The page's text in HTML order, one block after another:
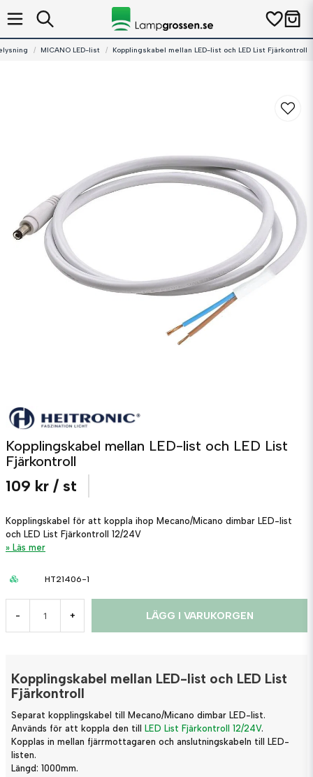
MICANO LED-list Kopplingskabel mellan LED-list och LED List Fjärkontroll
Kopplingskabel mellan LED-list och LED List
Fjärkontroll
109 kr / st
Kopplingskabel för att koppla ihop Mecano/Micano dimbar LED-list
och LED List Fjärkontroll 12/24V
Läs mer
HT21406-1
- + LÄGG I VARUKORGEN
Kopplingskabel mellan LED-list och LED List
Fjärkontroll
Separat kopplingskabel till Mecano/Micano dimbar LED-list.
Används för att koppla den till
LED List Fjärkontroll 12/24V.
Kopplas in mellan fjärrmottagaren och anslutningskabeln till LED-
listen.
Längd: 1000mm.